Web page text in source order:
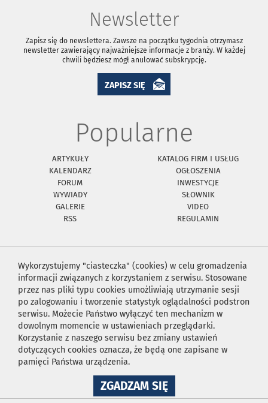
Newsletter
Zapisz się do newslettera. Zawsze na początku tygodnia otrzymasz
newsletter zawierający najważniejsze informacje z branży. W każdej
chwili będziesz mógł anulować subskrypcję.
ZAPISZ SIĘ
Popularne
ARTYKUŁY
KATALOG FIRM I USŁUG
KALENDARZ
OGŁOSZENIA
FORUM
INWESTYCJE
WYWIADY
SŁOWNIK
GALERIE
VIDEO
RSS
REGULAMIN
Wykorzystujemy "ciasteczka" (cookies) w celu gromadzenia
informacji związanych z korzystaniem z serwisu. Stosowane
przez nas pliki typu cookies umożliwiają utrzymanie sesji
po zalogowaniu i tworzenie statystyk oglądalności podstron
serwisu. Możecie Państwo wyłączyć ten mechanizm w
dowolnym momencie w ustawieniach przeglądarki.
Korzystanie z naszego serwisu bez zmiany ustawień
dotyczących cookies oznacza, że będą one zapisane w
pamięci Państwa urządzenia.
ZGADZAM SIĘNA
WYKORZYSTANIE